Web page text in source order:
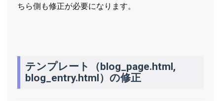
ちら側も修正が必要になります。
テンプレート（blog_page.html,
blog_entry.html）の修正